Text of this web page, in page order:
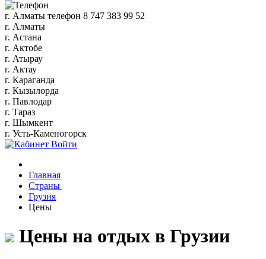
г. Алматы телефон 8 747 383 99 52
г. Алматы
г. Астана
г. Актобе
г. Атырау
г. Актау
г. Караганда
г. Кызылорда
г. Павлодар
г. Тараз
г. Шымкент
г. Усть-Каменогорск
Войти
Главная
Страны
Грузия
Цены
Цены на отдых в Грузии